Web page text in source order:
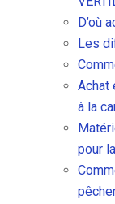
D’où
Les
Achat
à la
pour